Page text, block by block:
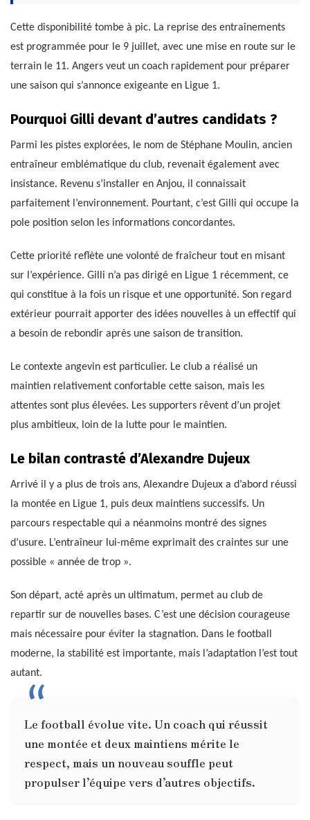
Cette disponibilité tombe à pic. La reprise des entraînements
est programmée pour le 9 juillet, avec une mise en route sur le
terrain le 11. Angers veut un coach rapidement pour préparer
une saison qui s’annonce exigeante en Ligue 1.
Pourquoi Gilli devant d’autres candidats ?
Parmi les pistes explorées, le nom de Stéphane Moulin, ancien
entraîneur emblématique du club, revenait également avec
insistance. Revenu s’installer en Anjou, il connaissait
parfaitement l’environnement. Pourtant, c’est Gilli qui occupe la
pole position selon les informations concordantes.
Cette priorité reflète une volonté de fraîcheur tout en misant
sur l’expérience. Gilli n’a pas dirigé en Ligue 1 récemment, ce
qui constitue à la fois un risque et une opportunité. Son regard
extérieur pourrait apporter des idées nouvelles à un effectif qui
a besoin de rebondir après une saison de transition.
Le contexte angevin est particulier. Le club a réalisé un
maintien relativement confortable cette saison, mais les
attentes sont plus élevées. Les supporters rêvent d’un projet
plus ambitieux, loin de la lutte pour le maintien.
Le bilan contrasté d’Alexandre Dujeux
Arrivé il y a plus de trois ans, Alexandre Dujeux a d’abord réussi
la montée en Ligue 1, puis deux maintiens successifs. Un
parcours respectable qui a néanmoins montré des signes
d’usure. L’entraîneur lui-même exprimait des craintes sur une
possible « année de trop ».
Son départ, acté après un ultimatum, permet au club de
repartir sur de nouvelles bases. C’est une décision courageuse
mais nécessaire pour éviter la stagnation. Dans le football
moderne, la stabilité est importante, mais l’adaptation l’est tout
autant.
Le football évolue vite. Un coach qui réussit
une montée et deux maintiens mérite le
respect, mais un nouveau souffle peut
propulser l’équipe vers d’autres objectifs.